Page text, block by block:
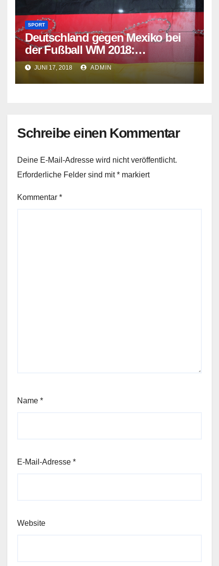
SPORT
Deutschland gegen Mexiko bei
der Fußball WM 2018:
Aufstellung, Spielstand & mehr
JUNI 17, 2018 ADMIN
Schreibe einen Kommentar
Deine E-Mail-Adresse wird nicht veröffentlicht.
Erforderliche Felder sind mit* markiert
Kommentar *
Name *
E-Mail-Adresse *
Website